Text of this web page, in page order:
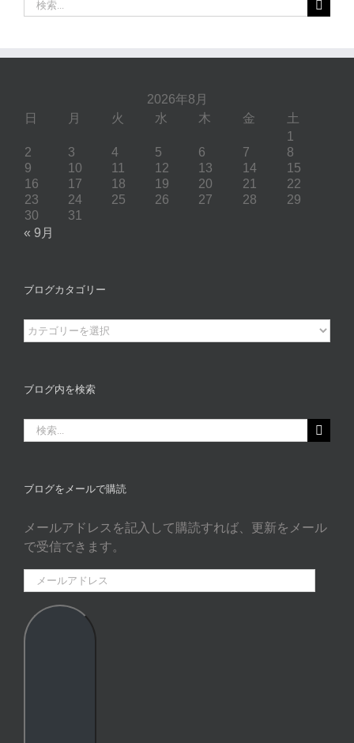
索
2026年8月
日
月 火 水 木 金
土
1
2
3 4 5 6 7
8
9
10 11 12 13 14
15
16
17 18 19 20 21
22
23
24 25 26 27 28
29
30
31
« 9月
ブログカタゴリー
ブ
ロ
カ
ゴ
リ
ブログ内を検索
索
ブログをメールで購読
メールアドレスを記入して購読すれば、更新をメール
で受信できます。
ー
ル
ア